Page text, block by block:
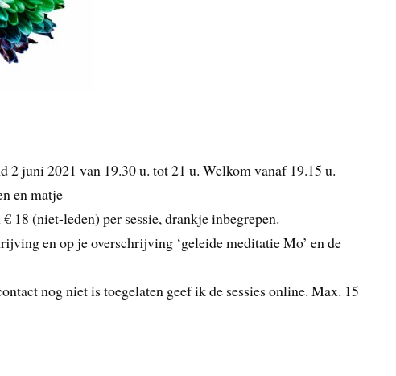
2 juni 2021 van 19.30 u. tot 21 u. Welkom vanaf 19.15 u.
en matje
18 (niet-leden) per sessie, drankje inbegrepen.
en op je overschrijving ‘geleide meditatie Mo’ en de
nog niet is toegelaten geef ik de sessies online. Max. 15